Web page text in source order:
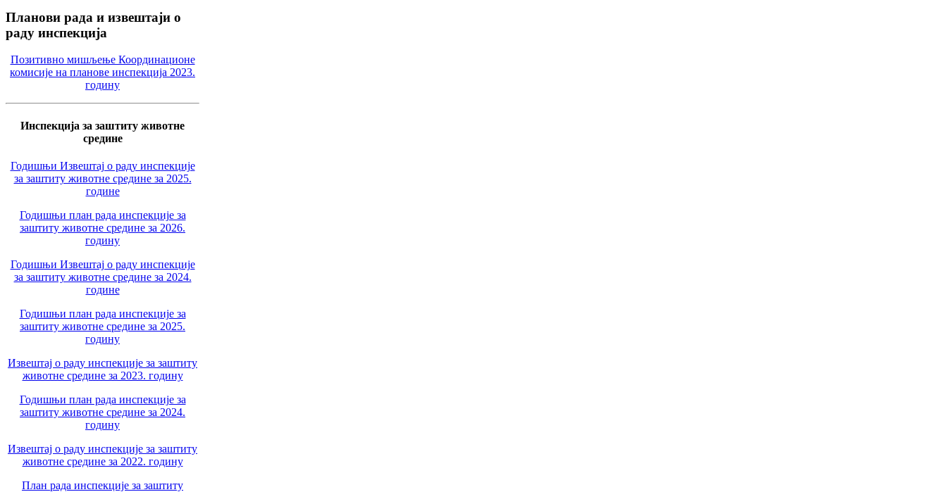
Планови рада и извештаји о
раду инспекција
Позитивно мишљење Координационе
комисије на планове инспекција 2023.
годину
Инспекција за заштиту животне
средине
Годишњи Извештај о раду инспекције
за заштиту животне средине за 2025.
године
Годишњи план рада инспекције за
заштиту животне средине за 2026.
годину
Годишњи Извештај о раду инспекције
за заштиту животне средине за 2024.
године
Годишњи план рада инспекције за
заштиту животне средине за 2025.
годину
Извештај о раду инспекције за заштиту
животне средине за 2023. годину
Годишњи план рада инспекције за
заштиту животне средине за 2024.
годину
Извештај о раду инспекције за заштиту
животне средине за 2022. годину
План рада инспекције за заштиту